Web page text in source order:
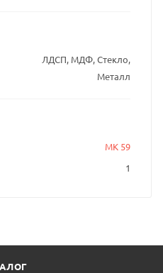
ЛДСП, МДФ, Стекло,
Металл
МК 59
1